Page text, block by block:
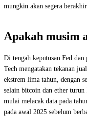
mungkin akan segera
Apakah musim
Di tengah keputusan Fed
Tech mengatakan tekanan
ekstrem lima tahun, dengan
selain bitcoin dan ether turun
mulai melacak data pada
pada awal 2025 sebelum